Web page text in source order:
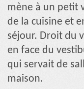
mène à un petit
de la cuisine et
séjour. Droit du
en face du
qui servait de
maison.